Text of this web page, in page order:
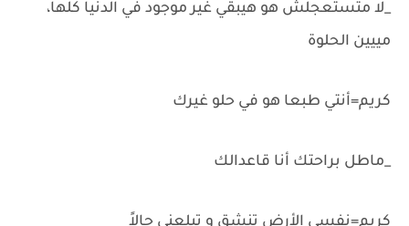
_لا متستعجلش هو هيبقي غير موجود في الدنيا كلها،
مييين الحلوة
كريم=أنتي طبعا هو في حلو غيرك
_ماطل براحتك أنا قاعدالك
كريم=نفسي الأرض تنشق و تبلعني حالاً